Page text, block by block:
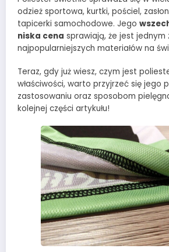
odzież sportowa, kurtki, pościel,
tapicerki samochodowe. Jego
niska cena sprawiają, że jest jednym
najpopularniejszych materiałów na
Teraz, gdy już wiesz, czym jest
właściwości, warto przyjrzeć się jego
zastosowaniu oraz sposobom
kolejnej części artykułu!